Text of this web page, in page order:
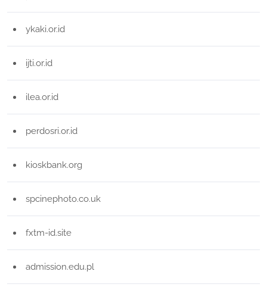
ykaki.or.id
ijti.or.id
ilea.or.id
perdosri.or.id
kioskbank.org
spcinephoto.co.uk
fxtm-id.site
admission.edu.pl